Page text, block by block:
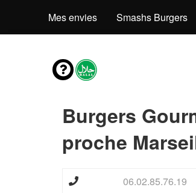
Mes envies Smashs Burgers
Burgers
proche
06.02.85.76.19